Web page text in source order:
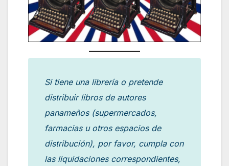
Si tiene una librería o pretende
distribuir libros de autores
panameños (supermercados,
farmacias u otros espacios de
distribución), por favor, cumpla con
las liquidaciones correspondientes,